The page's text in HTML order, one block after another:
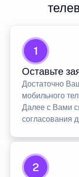
1
Оставьте
Достаточно
мобильного
Далее с Вами
согласования
2